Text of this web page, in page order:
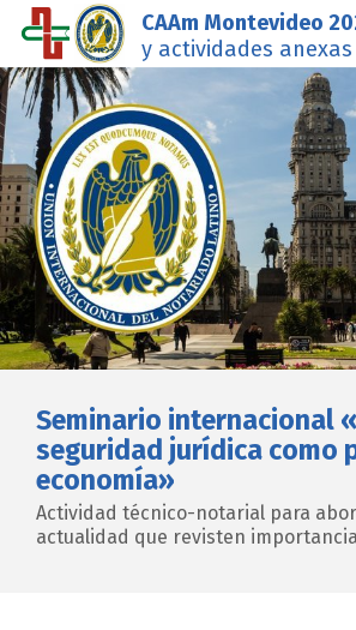
CAAm Montevideo
y actividades anexas
Seminario internacional
seguridad jurídica como
economía»
Actividad técnico-notarial para
actualidad que revisten